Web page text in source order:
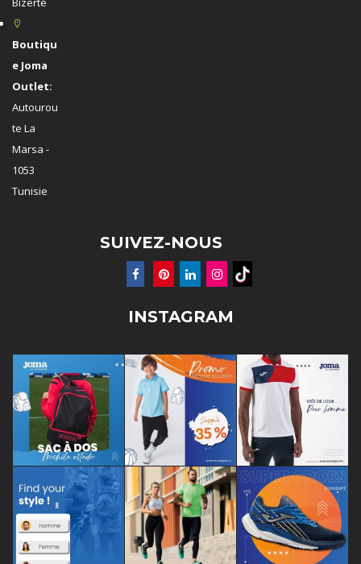
Boutiqu
e Joma
Outlet:
Autourou
te La
Marsa -
1053
Tunisie
SUIVEZ-NOUS
INSTAGRAM